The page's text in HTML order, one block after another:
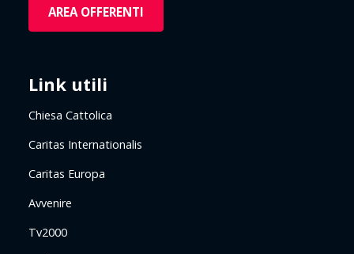
AREA OFFERENTI
Link utili
Chiesa Cattolica
Caritas Internationalis
Caritas Europa
Avvenire
Tv2000